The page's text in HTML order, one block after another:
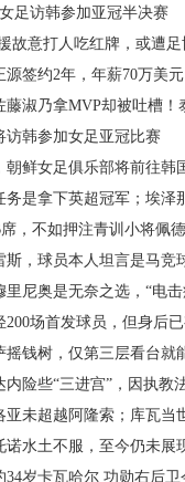
足访韩参加亚冠半决赛
故意打人吃红牌，或遭
签约2年，年薪70万美
藤淑乃拿MVP却被吐槽！
访韩参加女足亚冠比赛
朝鲜女足俱乐部将前往韩
务是拿下英超冠军；埃泽
，不如押注青训小将佩
斯，球员本人坦言是马竞
尼奥是无奈之选，“电
200场首发球员，但身后
摇钱树，仅第三层看台就
险些“三进宫”，因执教
亚未超越阿隆索；库瓦当
诺水土不服，至今仍未展
岁卡瓦哈尔 功勋右后卫